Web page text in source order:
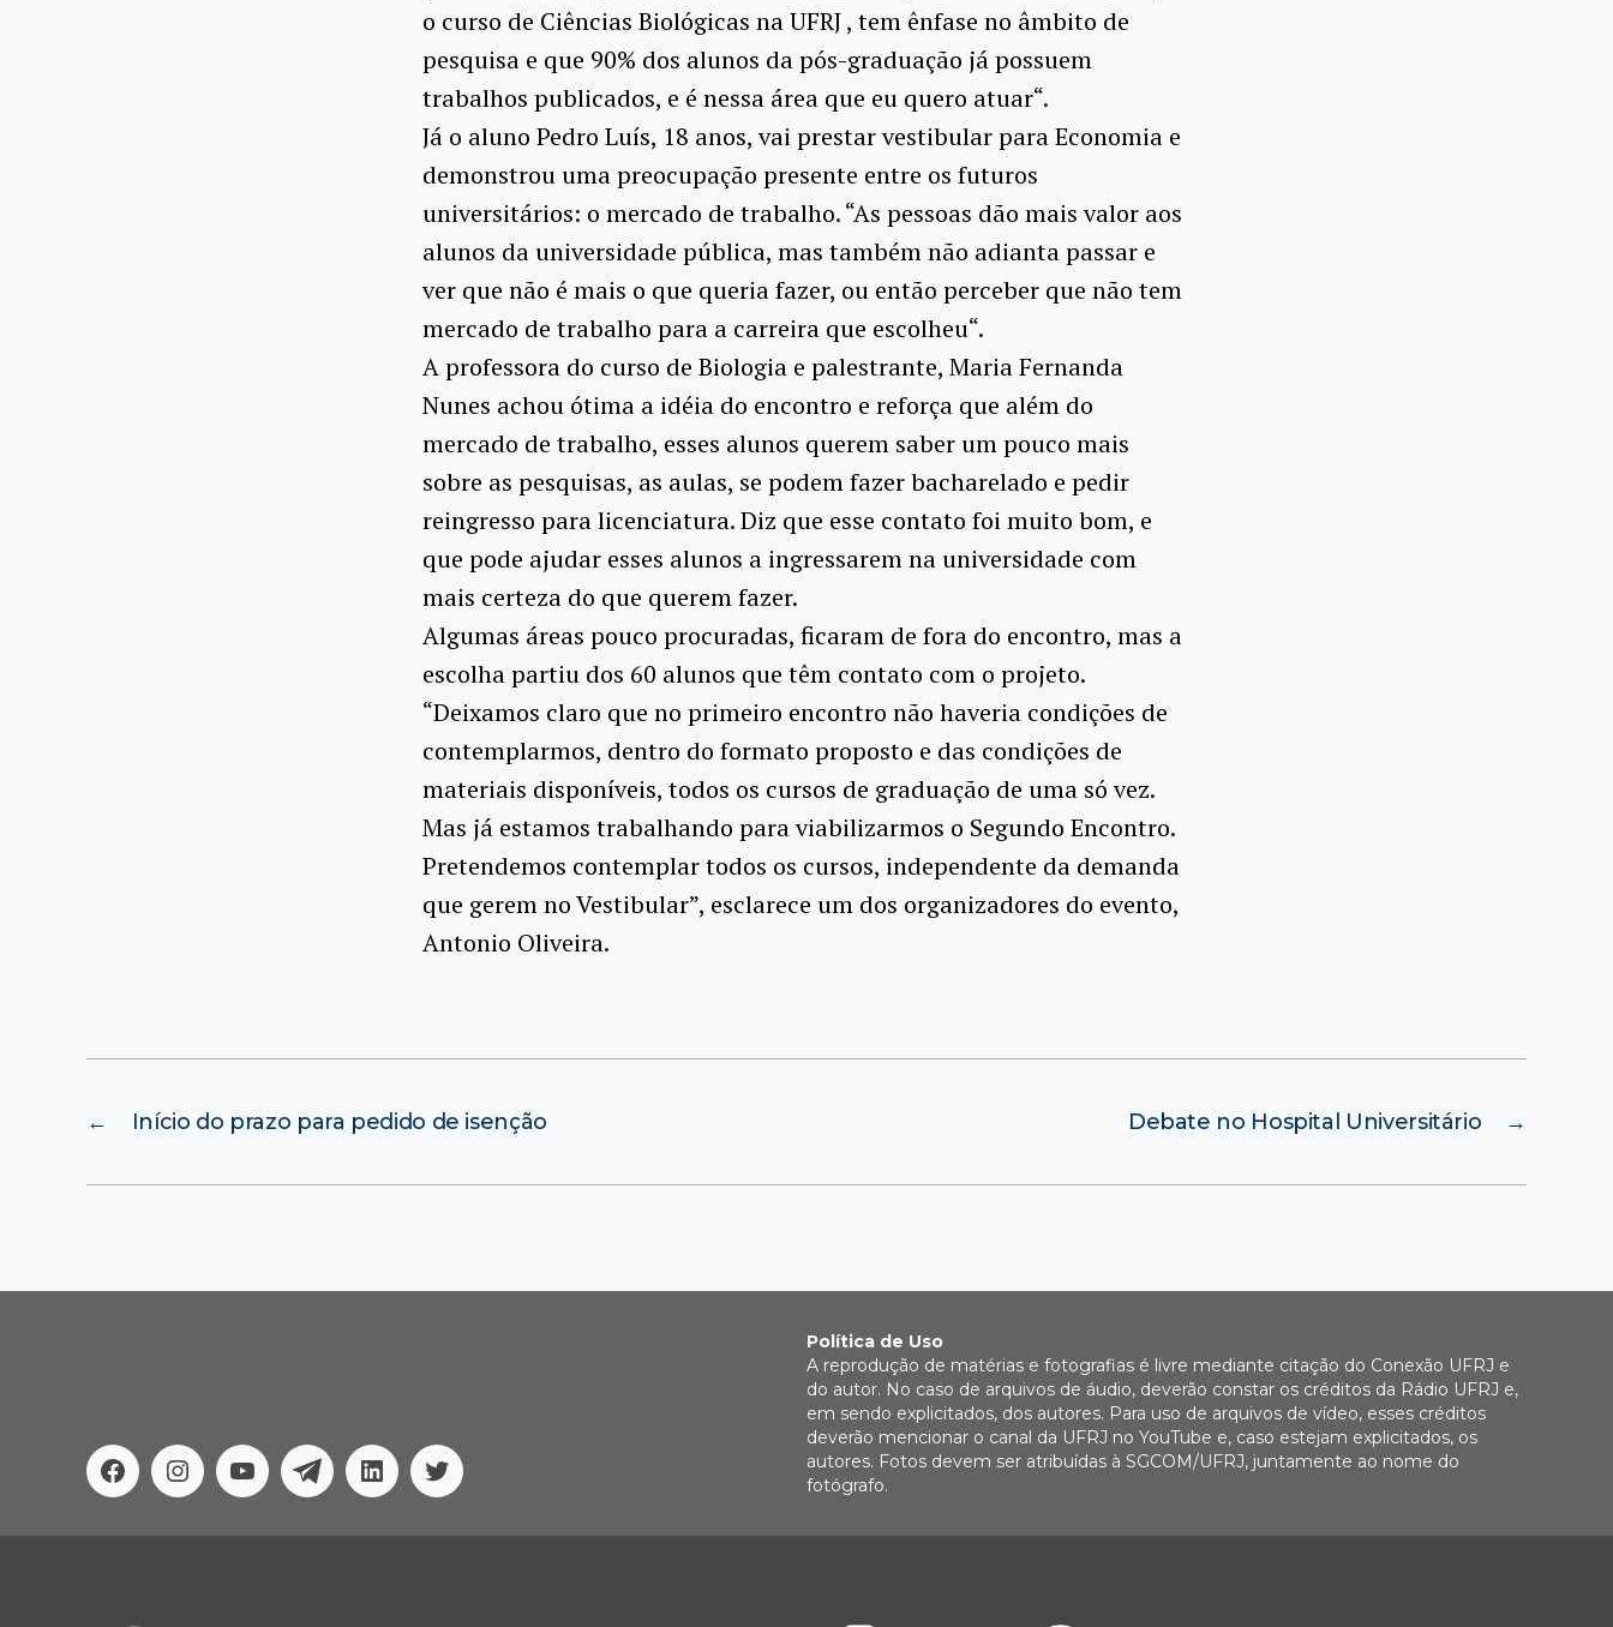
o curso de Ciências Biológicas na UFRJ , tem ênfase no âmbito de
pesquisa e que 90% dos alunos da pós-graduação já possuem
trabalhos publicados, e é nessa área que eu quero atuar“.
Já o aluno Pedro Luís, 18 anos, vai prestar vestibular para Economia e
demonstrou uma preocupação presente entre os futuros
universitários: o mercado de trabalho. “As pessoas dão mais valor aos
alunos da universidade pública, mas também não adianta passar e
ver que não é mais o que queria fazer, ou então perceber que não tem
mercado de trabalho para a carreira que escolheu“.
A professora do curso de Biologia e palestrante, Maria Fernanda
Nunes achou ótima a idéia do encontro e reforça que além do
mercado de trabalho, esses alunos querem saber um pouco mais
sobre as pesquisas, as aulas, se podem fazer bacharelado e pedir
reingresso para licenciatura. Diz que esse contato foi muito bom, e
que pode ajudar esses alunos a ingressarem na universidade com
mais certeza do que querem fazer.
Algumas áreas pouco procuradas, ficaram de fora do encontro, mas a
escolha partiu dos 60 alunos que têm contato com o projeto.
“Deixamos claro que no primeiro encontro não haveria condições de
contemplarmos, dentro do formato proposto e das condições de
materiais disponíveis, todos os cursos de graduação de uma só vez.
Mas já estamos trabalhando para viabilizarmos o Segundo Encontro.
Pretendemos contemplar todos os cursos, independente da demanda
que gerem no Vestibular”, esclarece um dos organizadores do evento,
Antonio Oliveira.
← Início do prazo para pedido de isenção →
Debate no Hospital Universitário
FacebookInstagram
YoutubeTelegramLinkedinTwitter
Política de Uso
A reprodução de matérias e fotografias é livre mediante citação do Conexão UFRJ e
do autor. No caso de arquivos de áudio, deverão constar os créditos da Rádio UFRJ e,
em sendo explicitados, dos autores. Para uso de arquivos de vídeo, esses créditos
deverão mencionar o canal da UFRJ no YouTube e, caso estejam explicitados, os
autores. Fotos devem ser atribuídas à SGCOM/UFRJ, juntamente ao nome do
fotógrafo.